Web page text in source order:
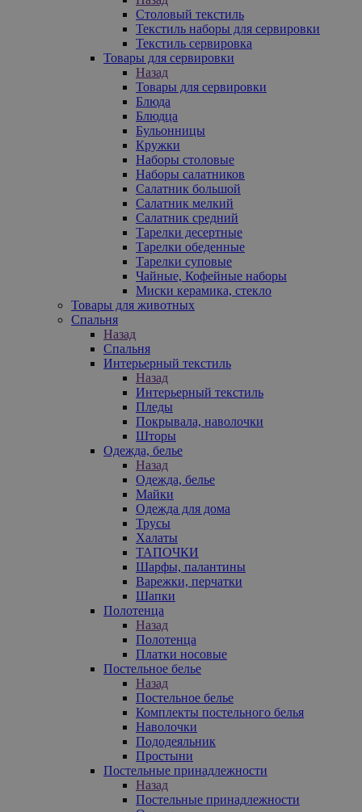
Столовый текстиль
Текстиль наборы для сервировки
Текстиль сервировка
Товары для сервировки
Назад
Товары для сервировки
Блюда
Блюдца
Бульонницы
Кружки
Наборы столовые
Наборы салатников
Салатник большой
Салатник мелкий
Салатник средний
Тарелки десертные
Тарелки обеденные
Тарелки суповые
Чайные, Кофейные наборы
Миски керамика, стекло
Товары для животных
Спальня
Назад
Спальня
Интерьерный текстиль
Назад
Интерьерный текстиль
Пледы
Покрывала, наволочки
Шторы
Одежда, белье
Назад
Одежда, белье
Майки
Одежда для дома
Трусы
Халаты
ТАПОЧКИ
Шарфы, палантины
Варежки, перчатки
Шапки
Полотенца
Назад
Полотенца
Платки носовые
Постельное белье
Назад
Постельное белье
Комплекты постельного белья
Наволочки
Пододеяльник
Простыни
Постельные принадлежности
Назад
Постельные принадлежности